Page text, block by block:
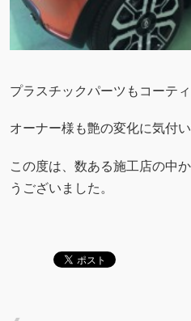
プラスチックパーツもコーテ
オーナー様も艶の変化に気付
この度は、数ある施工店の中
うございました。